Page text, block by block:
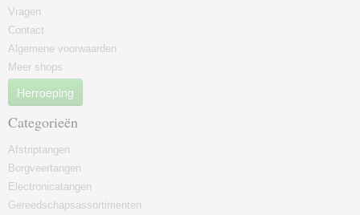
Vragen
Contact
Algemene voorwaarden
Meer shops
Herroeping
Categorieën
Afstriptangen
Borgveertangen
Electronicatangen
Gereedschapsassortimenten